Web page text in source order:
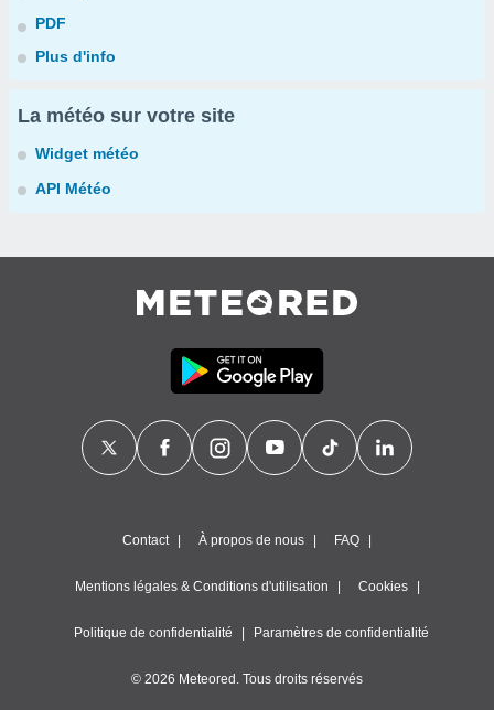
PDF
Plus d'info
La météo sur votre site
Widget météo
API Météo
Contact À propos de nous FAQ
Mentions légales & Conditions d'utilisation Cookies
Politique de confidentialité Paramètres de confidentialité
© 2026 Meteored. Tous droits réservés